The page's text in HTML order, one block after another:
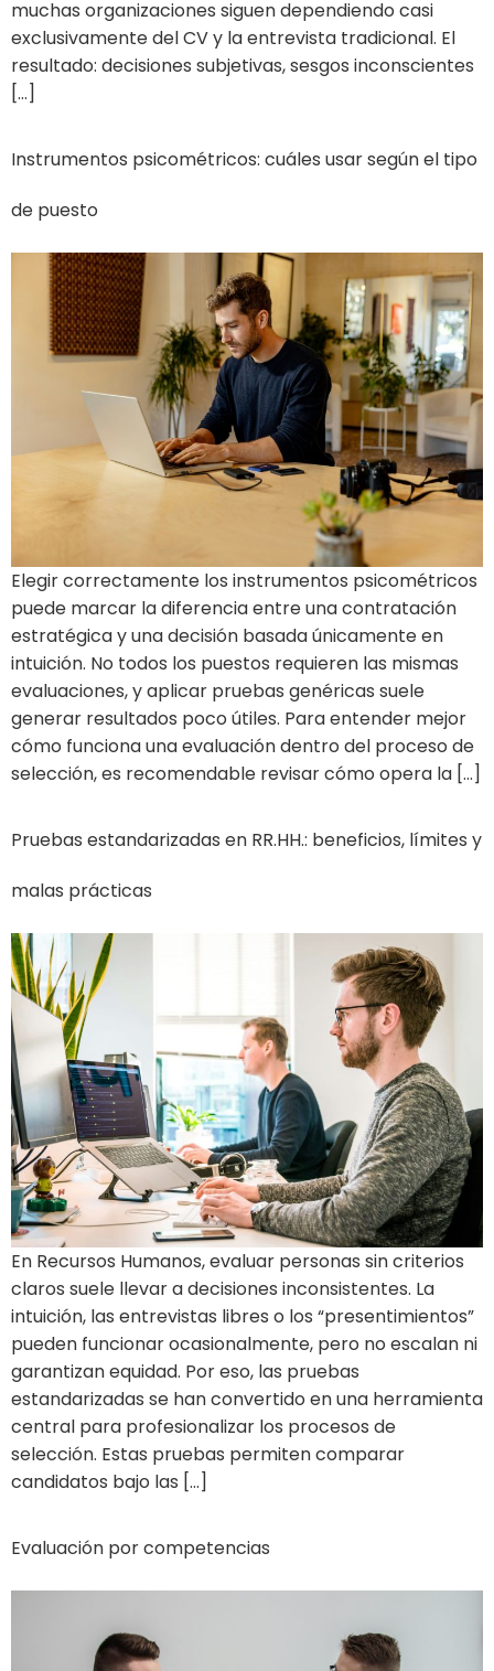
muchas organizaciones siguen dependiendo casi
exclusivamente del CV y la entrevista tradicional. El
resultado: decisiones subjetivas, sesgos inconscientes
[…]
Instrumentos psicométricos: cuáles usar según el tipo
de puesto
Elegir correctamente los instrumentos psicométricos
puede marcar la diferencia entre una contratación
estratégica y una decisión basada únicamente en
intuición. No todos los puestos requieren las mismas
evaluaciones, y aplicar pruebas genéricas suele
generar resultados poco útiles. Para entender mejor
cómo funciona una evaluación dentro del proceso de
selección, es recomendable revisar cómo opera la […]
Pruebas estandarizadas en RR.HH.: beneficios, límites y
malas prácticas
En Recursos Humanos, evaluar personas sin criterios
claros suele llevar a decisiones inconsistentes. La
intuición, las entrevistas libres o los “presentimientos”
pueden funcionar ocasionalmente, pero no escalan ni
garantizan equidad. Por eso, las pruebas
estandarizadas se han convertido en una herramienta
central para profesionalizar los procesos de
selección. Estas pruebas permiten comparar
candidatos bajo las […]
Evaluación por competencias